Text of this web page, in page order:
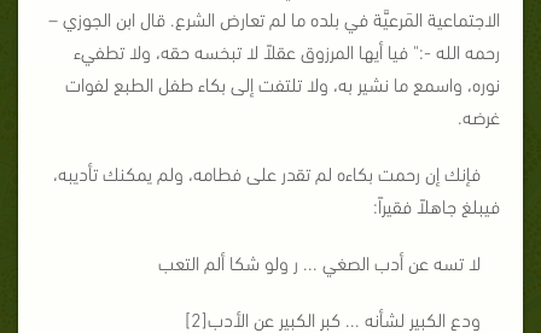
الاجتماعية المَرعيَّة في بلده ما لم تعارض الشرع. قال ابن الجوزي –
رحمه الله -:" فيا أيها المرزوق عقلاً لا تبخسه حقه، ولا تطفيء
نوره، واسمع ما نشير به، ولا تلتفت إلى بكاء طفل الطبع لفوات
غرضه.
فإنك إن رحمت بكاءه لم تقدر على فطامه، ولم يمكنك تأديبه،
فيبلغ جاهلاً فقيراً:
لا تسه عن أدب الصغي ... ر ولو شكا ألم التعب
ودع الكبير لشأنه ... كبر الكبير عن الأدب[2]